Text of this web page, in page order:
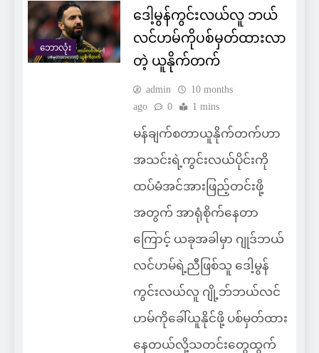
ဘောလုံး
ဒေါ့မွန်ကွင်းလယ်လူ ဘယ်
လင်ဟမ်ကိုပစ်မှတ်ထားလာ
တဲ့ ယူနိုက်တက်
admin
10 months
ago
0 1 mins
မန်ချက်စတာယူနိုက်တက်ဟာ
အသင်းရဲ့ကွင်းလယ်ပိုင်းကို
ထပ်မံအင်အားဖြည့်တင်းဖို့
အတွက် အာရုံစိုက်နေတာ
ကြောင့် ယခုအခါမှာ ဂျုဒ်ဘယ်
လင်ဟမ်ရဲ့ညီဖြစ်သူ ဒေါ့မွန်
ကွင်းလယ်လူ ဂျို့ဘ်ဘယ်လင်
ဟမ်ကိုခေါ်ယူနိုင်ဖို့ ပစ်မှတ်ထား
နေတယ်လို့သတင်းတွေထွက်